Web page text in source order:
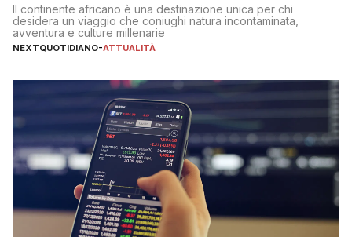
Il continente africano è una destinazione unica per chi
desidera un viaggio che coniughi natura incontaminata,
avventura e culture millenarie
NEXTQUOTIDIANO-ATTUALITÀ